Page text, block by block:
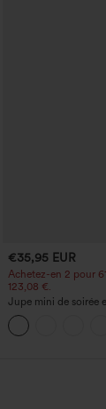
€35,95 EUR
Achetez-en 2 pour
123,08 €.
Jupe mini de soirée
taille haute croisée
franges